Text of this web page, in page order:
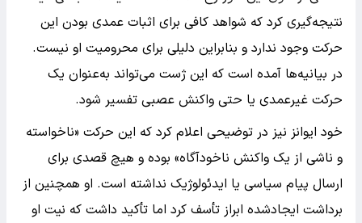
نتیجه‌گیری کرد که شواهد کافی برای اثبات عمدی بودن این
حرکت وجود ندارد و بنابراین دلیلی برای محرومیت او نیست.
در بیانیه‌ها آمده است که این ژست می‌تواند به‌عنوان یک
حرکت غیرعمدی یا حتی واکنش عصبی تفسیر شود.
خود ایوانز نیز در توضیحی اعلام کرد که این حرکت «ناخواسته
و ناشی از یک واکنش ناخودآگاه» بوده و هیچ قصدی برای
ارسال پیام سیاسی یا ایدئولوژیک نداشته است. او همچنین از
برداشت ایجادشده ابراز تأسف کرد اما تأکید داشت که نیت او